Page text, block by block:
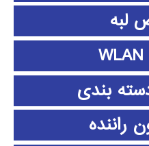
لبه
بندی
راننده